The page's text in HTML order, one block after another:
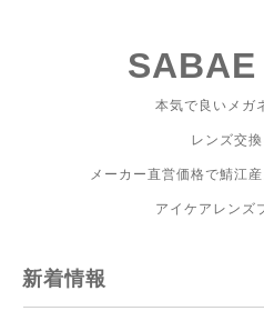
SABAE
本気で良いメガ
レンズ交
メーカー直営価格で鯖江
アイケアレンズ
新着情報